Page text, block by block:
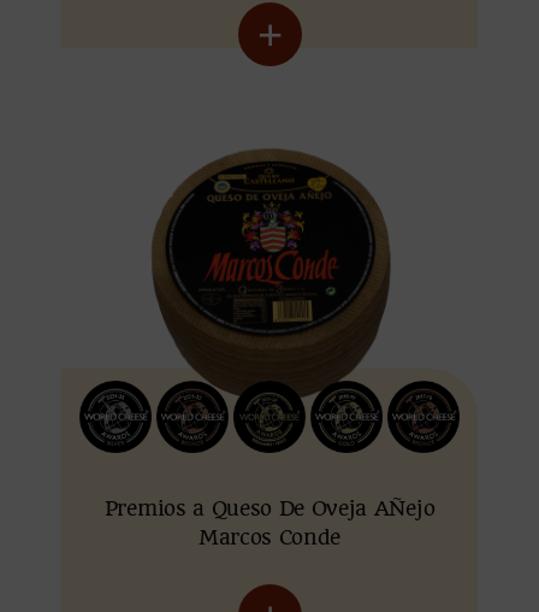
+
Premios a Queso De Oveja AÑejo
Marcos Conde